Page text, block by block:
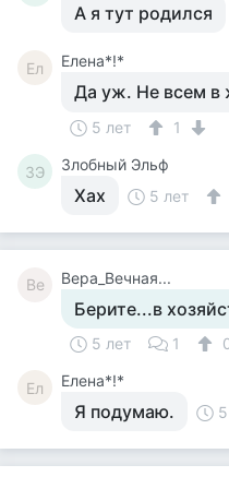
А я тут родился
Ел Елена*!*
Да уж. Не всем в
5 лет 1
ЗЭ Злобный Эльф
Хах 5 лет
Ве Вера_Вечная...
Берите...в
5 лет 1
Ел Елена*!*
Я подумаю.